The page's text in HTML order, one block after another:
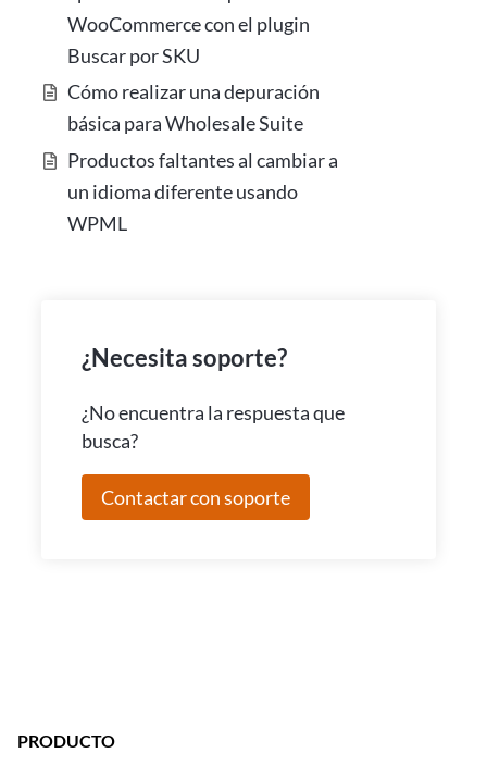
WooCommerce con el plugin
Buscar por SKU
Cómo realizar una depuración
básica para Wholesale Suite
Productos faltantes al cambiar a
un idioma diferente usando
WPML
¿Necesita soporte?
¿No encuentra la respuesta que
busca?
Contactar con soporte
PRODUCTO